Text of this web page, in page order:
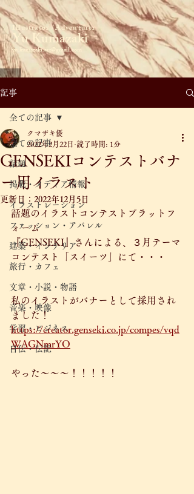
Illustrator /Adventurer
​Yu Kumazaki
yu.kumazaki.art@gmail.com
記事
全ての記事
話題
掲載・メディア情報
イラストレーション
ファッション・アパレル
建築・インテリア
旅行・カフェ
文章・小説・物語
音楽・映像
学習・ビジネス
自伝・伝記
全ての記事
GENSEKIコンテストバナ
ー用イラスト
クマザキ優
2022年2月22日 読了時間: 1分
更新日： 2022年12月5日
話題のイラストコンテストプラットフ
ォーム
『GENSEKI』さんによる、３月テーマ
コンテスト「スイーツ」にて・・・
私のイラストがバナーとして採用され
ました！
https://creator.genseki.co.jp/compes/vqd
WAGNmrYO
やった〜〜〜！！！！！